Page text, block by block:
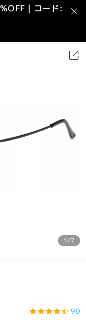
OFF｜コード:
1/7
90